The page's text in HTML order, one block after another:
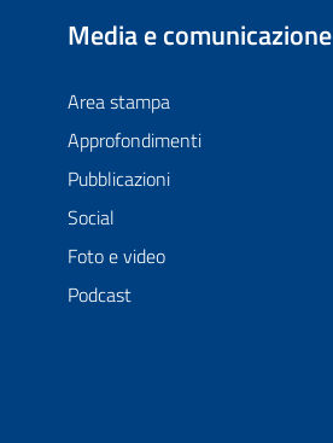
Media e comunicazione
Area stampa
Approfondimenti
Pubblicazioni
Social
Foto e video
Podcast